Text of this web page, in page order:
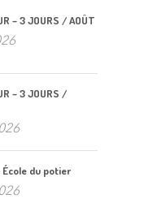
– 3 JOURS / AOÛT
– 3 JOURS /
du potier